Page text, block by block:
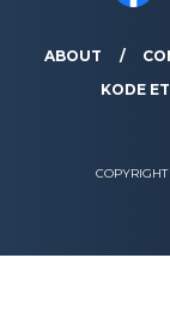
ABOUT
KODE